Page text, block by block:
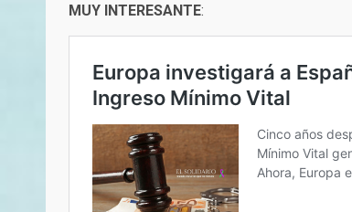
MUY INTERESANTE: